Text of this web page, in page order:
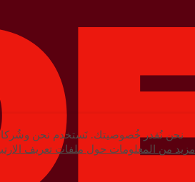
نحن نُقدر خُصوصيتك. نَستخدم نحن
مزيد من المعلومات حول ملفات تعريف